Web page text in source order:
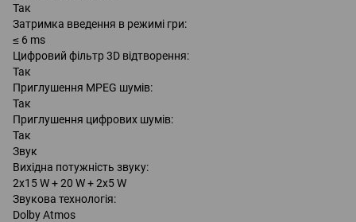
Так
Затримка введення в режимі гри:
≤ 6 ms
Цифровий фільтр 3D відтворення:
Так
Приглушення MPEG шумів:
Так
Приглушення цифрових шумів:
Так
Звук
Вихідна потужність звуку:
2x15 W + 20 W + 2x5 W
Звукова технологія:
Dolby Atmos